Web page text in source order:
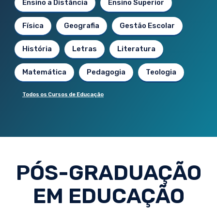
Ensino a Distância Ensino Superior
Física Geografia Gestão Escolar
História Letras Literatura
Matemática Pedagogia Teologia
Todos os Cursos de Educação
PÓS-GRADUAÇÃO
EM EDUCAÇÃO